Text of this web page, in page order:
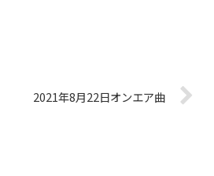
2021年8月22日オンエア曲